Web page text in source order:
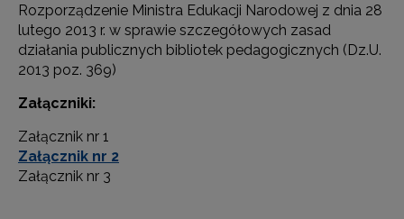
Rozporządzenie Ministra Edukacji Narodowej z dnia 28
lutego 2013 r. w sprawie szczegółowych zasad
działania publicznych bibliotek pedagogicznych (Dz.U.
2013 poz. 369)
Załączniki:
Załącznik nr 1
Załącznik nr 2
Załącznik nr 3